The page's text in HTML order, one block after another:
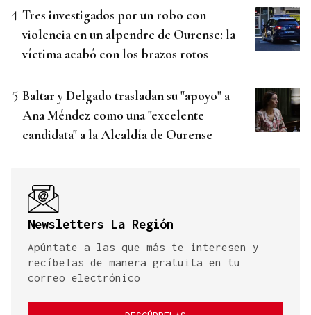
Tres investigados por un robo con
violencia en un alpendre de Ourense: la
víctima acabó con los brazos rotos
Baltar y Delgado trasladan su "apoyo" a
Ana Méndez como una "excelente
candidata" a la Alcaldía de Ourense
Newsletters La Región
Apúntate a las que más te interesen y
recíbelas de manera gratuita en tu
correo electrónico